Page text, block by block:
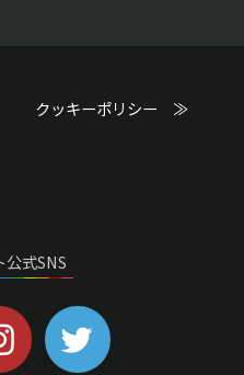
クッキーポリシー ≫
公式SNS